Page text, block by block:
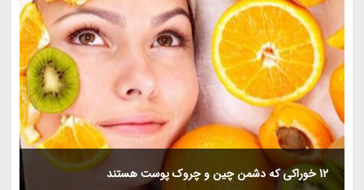
12 خوراکی که دشمن چین و چروک پوست هستند